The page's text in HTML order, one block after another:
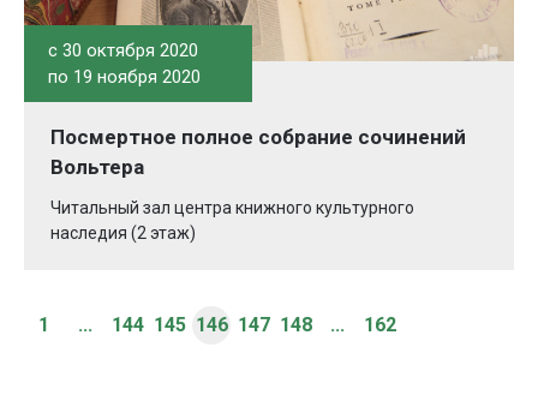
c 30 октября 2020
по 19 ноября 2020
Посмертное полное собрание сочинений
Вольтера
Читальный зал центра книжного культурного
наследия (2 этаж)
1 ... 144 145 146 147 148 ... 162